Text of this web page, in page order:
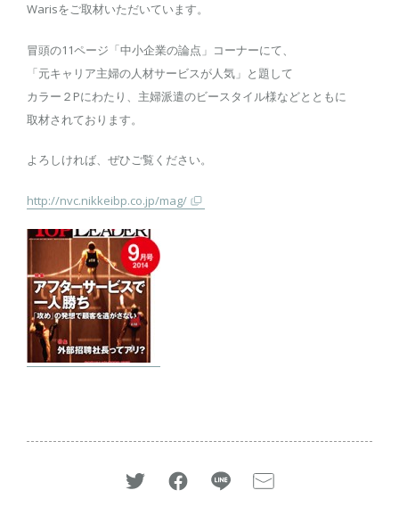
Warisをご取材いただいています。
冒頭の11ページ「中小企業の論点」コーナーにて、
「元キャリア主婦の人材サービスが人気」と題して
カラー２Pにわたり、主婦派遣のビースタイル様などとともに
取材されております。
よろしければ、ぜひご覧ください。
http://nvc.nikkeibp.co.jp/mag/